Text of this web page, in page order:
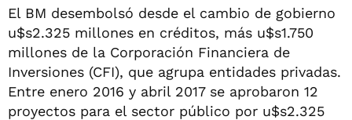
El BM desembolsó desde el cambio de gobierno
u$s2.325 millones en créditos, más u$s1.750
millones de la Corporación Financiera de
Inversiones (CFI), que agrupa entidades privadas.
Entre enero 2016 y abril 2017 se aprobaron 12
proyectos para el sector público por u$s2.325